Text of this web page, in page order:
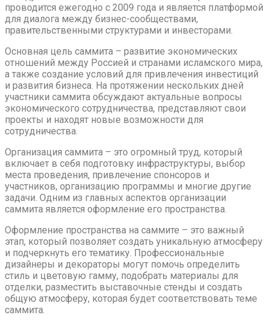
проводится ежегодно с 2009 года и является платформой
для диалога между бизнес-сообществами,
правительственными структурами и инвесторами.
Основная цель саммита – развитие экономических
отношений между Россией и странами исламского мира,
а также создание условий для привлечения инвестиций
и развития бизнеса. На протяжении нескольких дней
участники саммита обсуждают актуальные вопросы
экономического сотрудничества, представляют свои
проекты и находят новые возможности для
сотрудничества.
Организация саммита – это огромный труд, который
включает в себя подготовку инфраструктуры, выбор
места проведения, привлечение спонсоров и
участников, организацию программы и многие другие
задачи. Одним из главных аспектов организации
саммита является оформление его пространства.
Оформление пространства на саммите – это важный
этап, который позволяет создать уникальную атмосферу
и подчеркнуть его тематику. Профессиональные
дизайнеры и декораторы могут помочь определить
стиль и цветовую гамму, подобрать материалы для
отделки, разместить выставочные стенды и создать
общую атмосферу, которая будет соответствовать теме
саммита.